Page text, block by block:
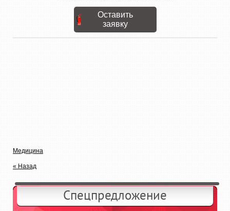
Оставить
заявку
Медицина
« Назад
Спецпредложение